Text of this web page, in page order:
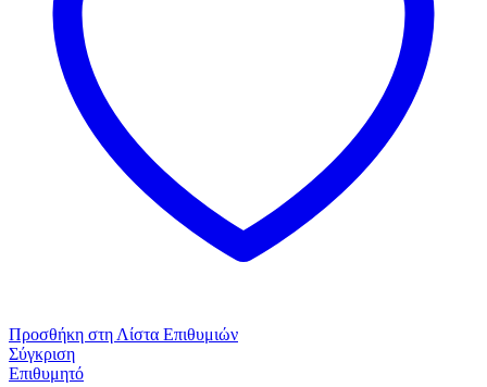
Προσθήκη στη Λίστα Επιθυμιών
Σύγκριση
Επιθυμητό